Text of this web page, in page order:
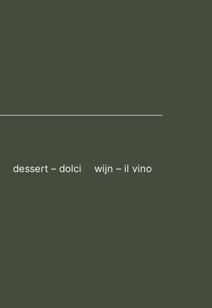
dessert – dolci wijn – il vino